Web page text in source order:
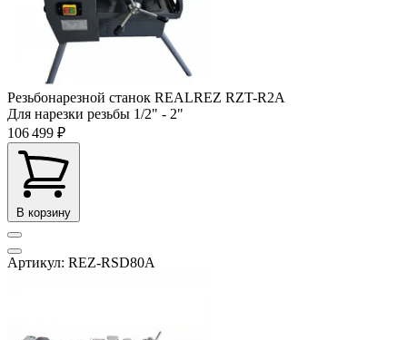
Резьбонарезной станок REALREZ RZT-R2A
Для нарезки резьбы 1/2" - 2"
106 499 ₽
В корзину
Артикул: REZ-RSD80A